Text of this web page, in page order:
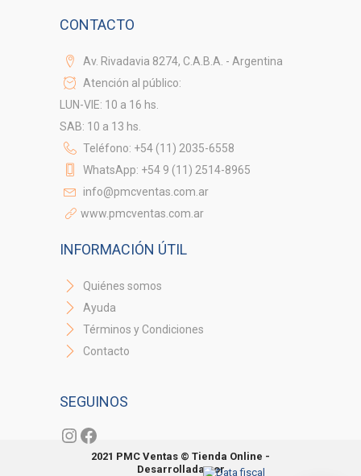
CONTACTO
Av. Rivadavia 8274, C.A.B.A. - Argentina
Atención al público:
LUN-VIE: 10 a 16 hs.
SAB: 10 a 13 hs.
Teléfono: +54 (11) 2035-6558
WhatsApp: +54 9 (11) 2514-8965
info@pmcventas.com.ar
www.pmcventas.com.ar
INFORMACIÓN ÚTIL
Quiénes somos
Ayuda
Términos y Condiciones
Contacto
SEGUINOS
Instagram
Facebook
2021 PMC Ventas © Tienda Online -
Desarrollada por